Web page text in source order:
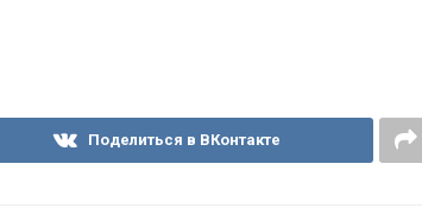
Поделиться в ВКонтакте